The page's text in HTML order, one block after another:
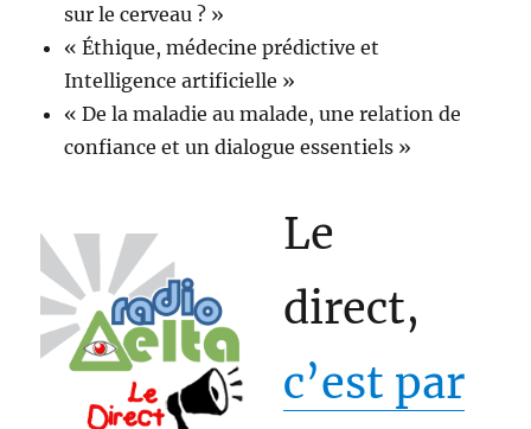
sur le cerveau ? »
« Éthique, médecine prédictive et
Intelligence artificielle »
« De la maladie au malade, une relation de
confiance et un dialogue essentiels »
Le
direct,
c’est par